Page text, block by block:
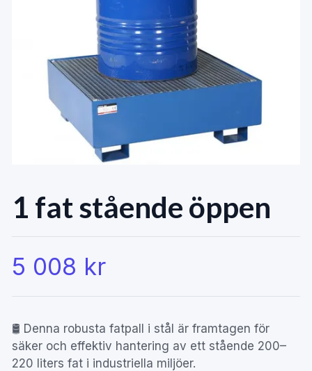
1 fat stående öppen
5 008 kr
🛢️ Denna robusta fatpall i stål är framtagen för
säker och effektiv hantering av ett stående 200–
220 liters fat i industriella miljöer.